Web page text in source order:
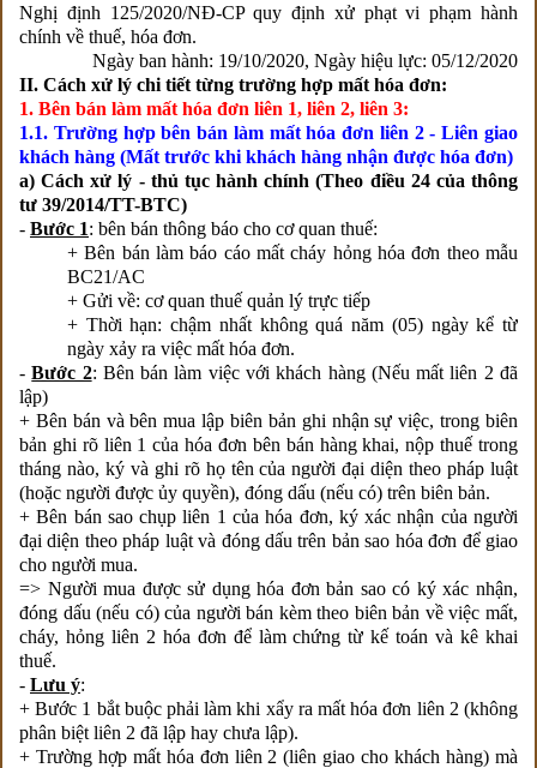
Nghị định 125/2020/NĐ-CP quy định xử phạt vi phạm hành
chính về thuế, hóa đơn.
Ngày ban hành: 19/10/2020, Ngày hiệu lực: 05/12/2020
II. Cách xử lý chi tiết từng trường hợp mất hóa đơn:
1. Bên bán làm mất hóa đơn liên 1, liên 2, liên 3:
1.1. Trường hợp bên bán làm mất hóa đơn liên 2 - Liên giao
khách hàng (Mất trước khi khách hàng nhận được hóa đơn)
a) Cách xử lý - thủ tục hành chính (Theo điều 24 của thông
tư 39/2014/TT-BTC)
- Bước 1: bên bán thông báo cho cơ quan thuế:
+ Bên bán làm báo cáo mất cháy hỏng hóa đơn theo mẫu
BC21/AC
+ Gửi về: cơ quan thuế quản lý trực tiếp
+ Thời hạn: chậm nhất không quá năm (05) ngày kể từ
ngày xảy ra việc mất hóa đơn.
-Bước 2: Bên bán làm việc với khách hàng (Nếu mất liên 2 đã
lập)
+ Bên bán và bên mua lập biên bản ghi nhận sự việc, trong biên
bản ghi rõ liên 1 của hóa đơn bên bán hàng khai, nộp thuế trong
tháng nào, ký và ghi rõ họ tên của người đại diện theo pháp luật
(hoặc người được ủy quyền), đóng dấu (nếu có) trên biên bản.
+ Bên bán sao chụp liên 1 của hóa đơn, ký xác nhận của người
đại diện theo pháp luật và đóng dấu trên bản sao hóa đơn để giao
cho người mua.
=> Người mua được sử dụng hóa đơn bản sao có ký xác nhận,
đóng dấu (nếu có) của người bán kèm theo biên bản về việc mất,
cháy, hỏng liên 2 hóa đơn để làm chứng từ kế toán và kê khai
thuế.
- Lưu ý:
+ Bước 1 bắt buộc phải làm khi xẩy ra mất hóa đơn liên 2 (không
phân biệt liên 2 đã lập hay chưa lập).
+ Trường hợp mất hóa đơn liên 2 (liên giao cho khách hàng) mà